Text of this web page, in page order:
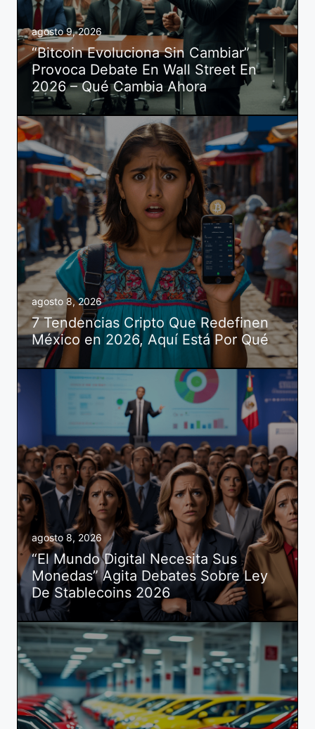
agosto 9, 2026
“Bitcoin Evoluciona Sin Cambiar”
Provoca Debate En Wall Street En
2026 – Qué Cambia Ahora
agosto 8, 2026
7 Tendencias Cripto Que Redefinen
México en 2026, Aquí Está Por Qué
agosto 8, 2026
“El Mundo Digital Necesita Sus
Monedas” Agita Debates Sobre Ley
De Stablecoins 2026